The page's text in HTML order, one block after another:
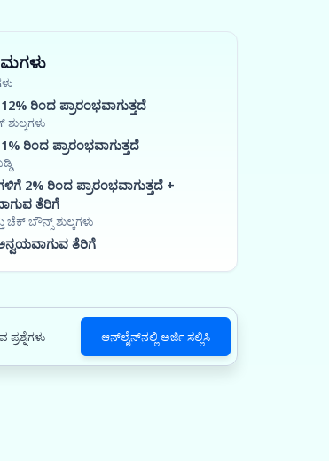
ರಿಂದ ಪ್ರಾರಂಭವಾಗುತ್ತದೆ
ರಿಂದ ಪ್ರಾರಂಭವಾಗುತ್ತದೆ
2% ರಿಂದ ಪ್ರಾರಂಭವಾಗುತ್ತದೆ +
ತೆರಿಗೆ
ಚೆಕ್ ಬೌನ್ಸ್ ಶುಲ್ಕಗಳು
ತೆರಿಗೆ
ಆನ್‌ಲೈನ್‌ನಲ್ಲಿ ಅರ್ಜಿ ಸಲ್ಲಿಸಿ